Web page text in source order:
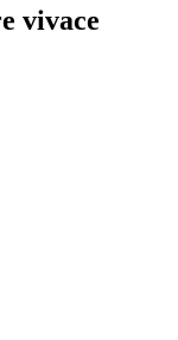
vivace